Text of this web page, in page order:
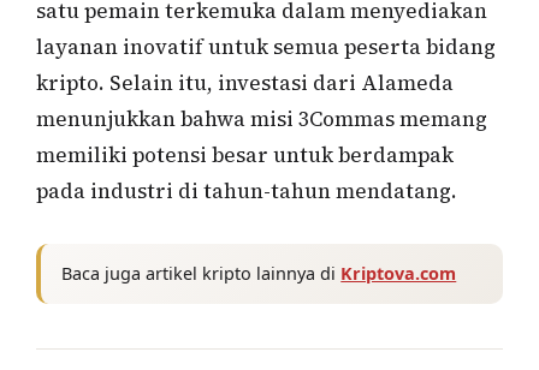
satu pemain terkemuka dalam menyediakan
layanan inovatif untuk semua peserta bidang
kripto. Selain itu, investasi dari Alameda
menunjukkan bahwa misi 3Commas memang
memiliki potensi besar untuk berdampak
pada industri di tahun-tahun mendatang.
Baca juga artikel kripto lainnya di Kriptova.com